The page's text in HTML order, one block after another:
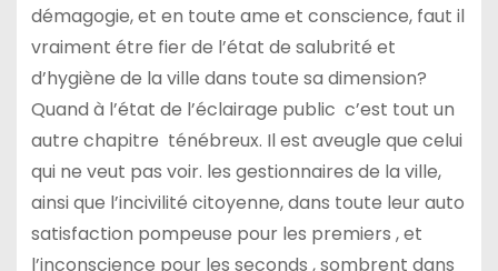
démagogie, et en toute ame et conscience, faut il
vraiment étre fier de l’état de salubrité et
d’hygiène de la ville dans toute sa dimension?
Quand à l’état de l’éclairage public c’est tout un
autre chapitre ténébreux. Il est aveugle que celui
qui ne veut pas voir. les gestionnaires de la ville,
ainsi que l’incivilité citoyenne, dans toute leur auto
satisfaction pompeuse pour les premiers , et
l’inconscience pour les seconds , sombrent dans